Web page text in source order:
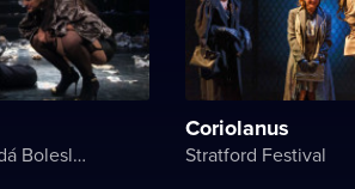
Městské divadlo Mladá Boleslav
Coriolanus
Stratford Festival